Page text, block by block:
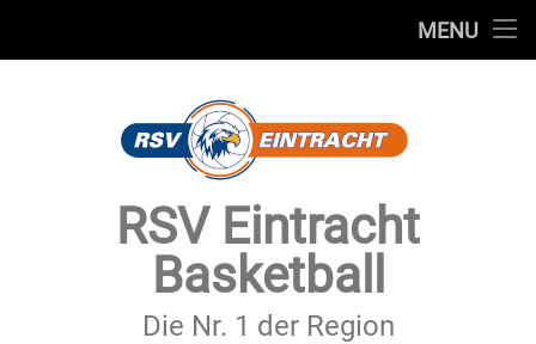
MENU
SECHSTER MANN
RSV Eintracht
Basketball
Die Nr. 1 der Region